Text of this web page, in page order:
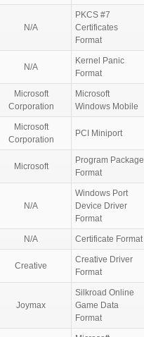
N/A
PKCS #7
Certificates
Format
N/A
Kernel Panic
Format
Microsoft
Corporation
Microsoft
Windows Mobile
Microsoft
Corporation
PCI Miniport
Microsoft
Program Package
Format
N/A
Windows Port
Device Driver
Format
N/A Certificate Format
Creative
Creative Driver
Format
Joymax
Silkroad Online
Game Data
Format